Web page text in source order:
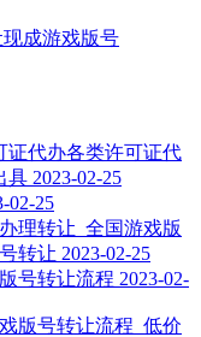
成游戏版号
证代办各类许可证代
具 2023-02-25
02-25
理转让_全国游戏版
转让 2023-02-25
号转让流程 2023-02-
版号转让流程_低价